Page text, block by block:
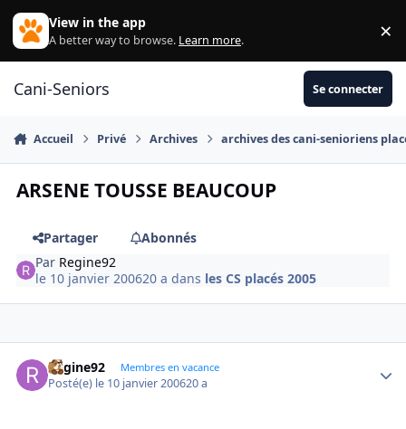
Aller au contenu
View in the app
A better way to browse. Learn more. ×
Cani-Seniors Se connecter
Accueil Privé Archives archives des cani-senioriens
ARSENE TOUSSE BEAUCOUP
Partager
Abonnés
Par Regine92
le 10 janvier 200620 a dans les CS placés 2005
Regine92 Membres en vacance
Posté(e) le 10 janvier 200620 a